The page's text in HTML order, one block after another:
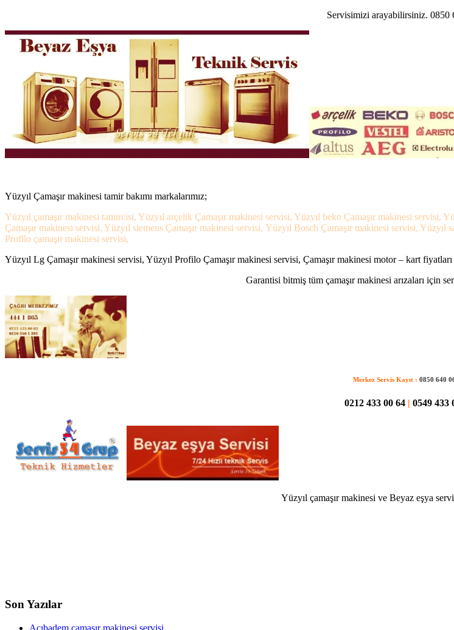
Servisimizi arayabilirsiniz. 0850
Yüzyıl Çamaşır makinesi tamir bakımı markalarımız;
Yüzyıl çamaşır makinesi tamircisi, Yüzyıl arçelik Çamaşır makinesi servisi, Yüzyıl beko Çamaşır makinesi servisi,
Çamaşır makinesi servisi, Yüzyıl siemens Çamaşır makinesi servisi, Yüzyıl Bosch Çamaşır makinesi servisi,
Profilo çamaşır makinesi servisi,
Yüzyıl Lg Çamaşır makinesi servisi, Yüzyıl Profilo Çamaşır makinesi servisi, Çamaşır makinesi motor – kart
Garantisi bitmiş tüm çamaşır makinesi arızaları için
Merkez Servis Kayıt : 0850 640
0212 433 00 64 0549 433
Yüzyıl çamaşır makinesi ve Beyaz eşya
Son Yazılar
Acıbadem çamaşır makinesi servisi